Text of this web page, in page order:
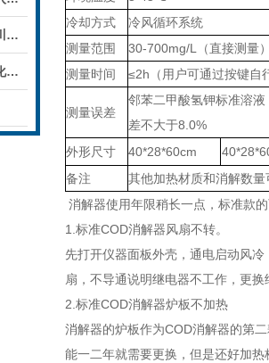
中国农业科学院烟草研究采购川一仪器喷雾干燥机
恭喜安徽建筑大学采购我司光化学反应仪
冷却方式
冷风循环系统
测量范围
30-700mg/L （直接测量）
测量时间
≤2h （用户可通过按键自
测量误差
邻苯二甲酸氢钾标准溶液
差不大于8.0%
外形尺寸
40*28*60cm
备注
其他加热材质和消解数量
消解器使用年限稍长一点，标准款
1.标准COD消解器风扇不转。
先打开仪器面板外壳，通电启动风
扇，不导通说明继电器不工作，更换
2.标准COD消解器炉板不加热
消解器的炉板作为COD消解器的第
能一二年就需要更换，但是还好加